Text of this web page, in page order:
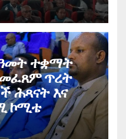
ተቋማት
ጥረት
ሕጻናት እና
ኮሚቴ